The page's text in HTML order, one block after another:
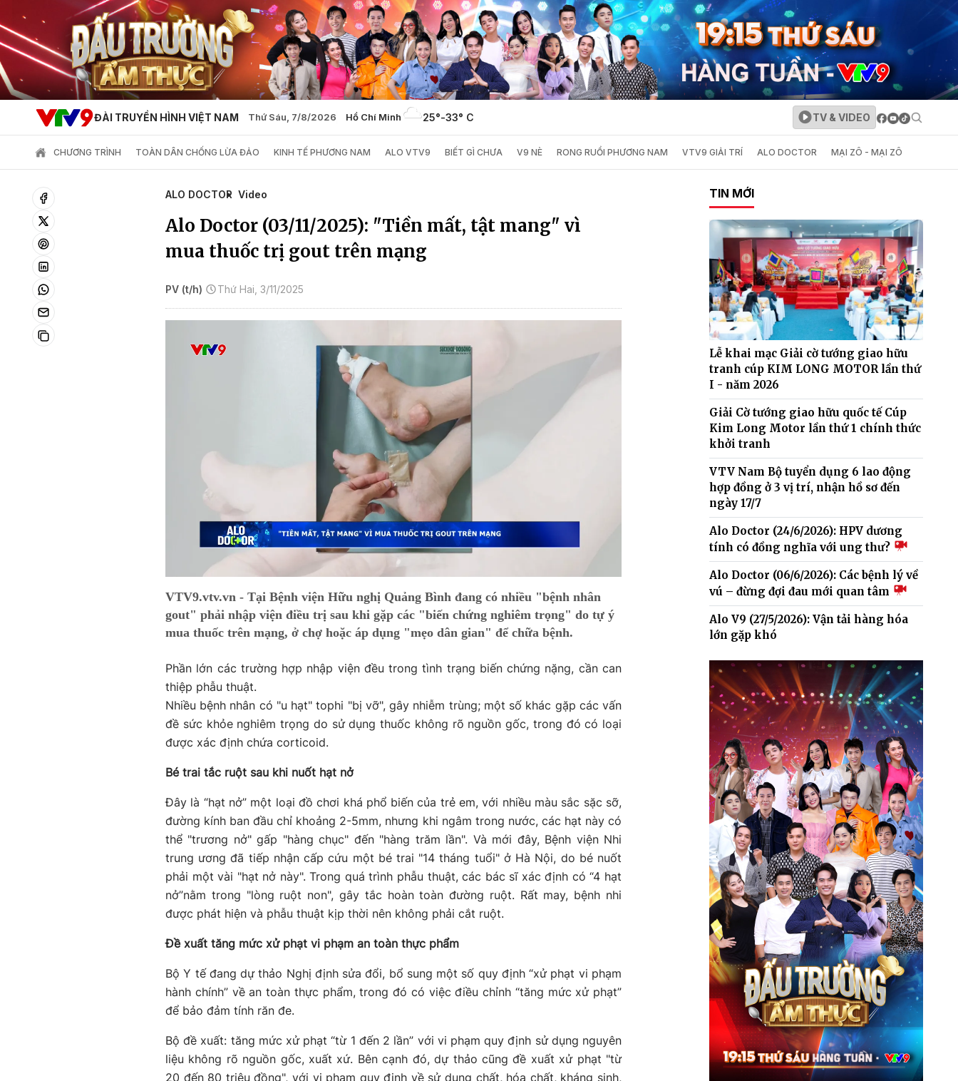
ĐÀI TRUYỀN HÌNH VIỆT NAM Thứ Sáu, 7/8/2026 Hồ Chí Minh 25°-33° C TV & VIDEO
CHƯƠNG TRÌNH TOÀN DÂN CHỐNG LỪA ĐẢO KINH TẾ PHƯƠNG NAM ALO VTV9 BIẾT GÌ CHƯA V9 NÈ RONG RUỔI PHƯƠNG NAM VTV9 GIẢI TRÍ ALO DOCTOR MẠI ZÔ - MẠI ZÔ
ALO DOCTOR Video
Alo Doctor (03/11/2025): "Tiền mất, tật mang" vì
mua thuốc trị gout trên mạng
PV (t/h) Thứ Hai, 3/11/2025
VTV9.vtv.vn - Tại Bệnh viện Hữu nghị Quảng Bình đang có nhiều "bệnh nhân
gout" phải nhập viện điều trị sau khi gặp các "biến chứng nghiêm trọng" do tự ý
mua thuốc trên mạng, ở chợ hoặc áp dụng "mẹo dân gian" để chữa bệnh.
Phần lớn các trường hợp nhập viện đều trong tình trạng biến chứng nặng, cần can
thiệp phẫu thuật.
Nhiều bệnh nhân có "u hạt" tophi "bị vỡ", gây nhiễm trùng; một số khác gặp các vấn
đề sức khỏe nghiêm trọng do sử dụng thuốc không rõ nguồn gốc, trong đó có loại
được xác định chứa corticoid.
Bé trai tắc ruột sau khi nuốt hạt nở
Đây là “hạt nở” một loại đồ chơi khá phổ biến của trẻ em, với nhiều màu sắc sặc sỡ,
đường kính ban đầu chỉ khoảng 2-5mm, nhưng khi ngâm trong nước, các hạt này có
thể "trương nở" gấp "hàng chục" đến "hàng trăm lần". Và mới đây, Bệnh viện Nhi
trung ương đã tiếp nhận cấp cứu một bé trai "14 tháng tuổi" ở Hà Nội, do bé nuốt
phải một vài "hạt nở này". Trong quá trình phẫu thuật, các bác sĩ xác định có “4 hạt
nở”nằm trong "lòng ruột non", gây tắc hoàn toàn đường ruột. Rất may, bệnh nhi
được phát hiện và phẫu thuật kịp thời nên không phải cắt ruột.
Đề xuất tăng mức xử phạt vi phạm an toàn thực phẩm
Bộ Y tế đang dự thảo Nghị định sửa đổi, bổ sung một số quy định “xử phạt vi phạm
hành chính” về an toàn thực phẩm, trong đó có việc điều chỉnh “tăng mức xử phạt”
để bảo đảm tính răn đe.
Bộ đề xuất: tăng mức xử phạt “từ 1 đến 2 lần” với vi phạm quy định sử dụng nguyên
liệu không rõ nguồn gốc, xuất xứ. Bên cạnh đó, dự thảo cũng đề xuất xử phạt "từ
20 đến 80 triệu đồng", với vi phạm quy định về sử dụng chất, hóa chất, kháng sinh,
TIN MỚI
Lễ khai mạc Giải cờ tướng giao hữu
tranh cúp KIM LONG MOTOR lần thứ
I - năm 2026
Giải Cờ tướng giao hữu quốc tế Cúp
Kim Long Motor lần thứ 1 chính thức
khởi tranh
VTV Nam Bộ tuyển dụng 6 lao động
hợp đồng ở 3 vị trí, nhận hồ sơ đến
ngày 17/7
Alo Doctor (24/6/2026): HPV dương
tính có đồng nghĩa với ung thư?
Alo Doctor (06/6/2026): Các bệnh lý về
vú – đừng đợi đau mới quan tâm
Alo V9 (27/5/2026): Vận tải hàng hóa
lớn gặp khó